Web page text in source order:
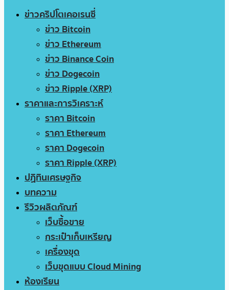
ข่าวคริปโตเคอเรนซี่
ข่าว Bitcoin
ข่าว Ethereum
ข่าว Binance Coin
ข่าว Dogecoin
ข่าว Ripple (XRP)
ราคาและการวิเคราะห์
ราคา Bitcoin
ราคา Ethereum
ราคา Dogecoin
ราคา Ripple (XRP)
ปฏิทินเศรษฐกิจ
บทความ
รีวิวผลิตภัณฑ์
เว็บซื้อขาย
กระเป๋าเก็บเหรียญ
เครื่องขุด
เว็บขุดแบบ Cloud Mining
ห้องเรียน